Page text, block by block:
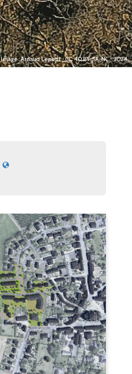
Image : Arnaud Lepetit - CC 4.0 BY-SA-NC - 2024.